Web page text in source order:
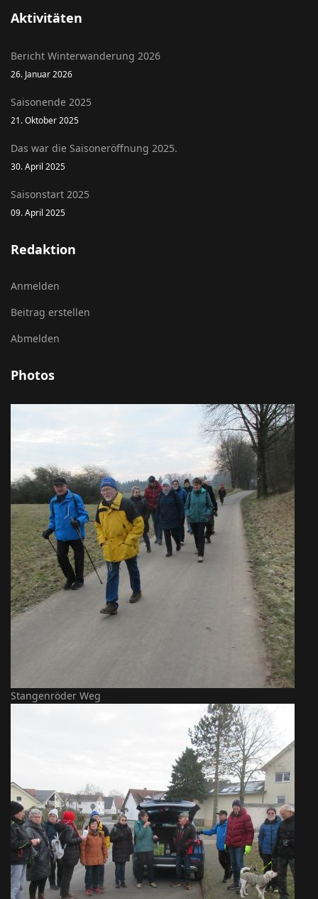
Aktivitäten
Bericht Winterwanderung 2026
26. Januar 2026
Saisonende 2025
21. Oktober 2025
Das war die Saisoneröffnung 2025.
30. April 2025
Saisonstart 2025
09. April 2025
Redaktion
Anmelden
Beitrag erstellen
Abmelden
Photos
Stangenröder Weg